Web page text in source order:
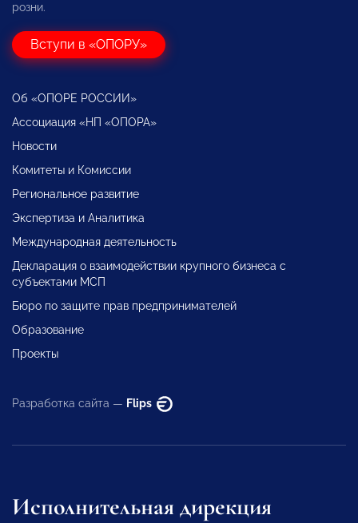
розни.
Вступи в «ОПОРУ»
Об «ОПОРЕ РОССИИ»
Ассоциация «НП «ОПОРА»
Новости
Комитеты и Комиссии
Региональное развитие
Экспертиза и Аналитика
Международная деятельность
Декларация о взаимодействии крупного бизнеса с
субъектами МСП
Бюро по защите прав предпринимателей
Образование
Проекты
Разработка сайта — Flips
Исполнительная дирекция